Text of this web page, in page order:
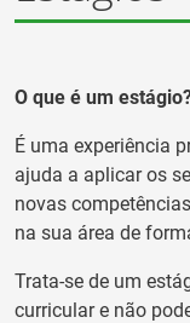
O que é um
É uma experiência
ajuda a aplicar os
novas
na sua área de
Trata-se de um
curricular e não